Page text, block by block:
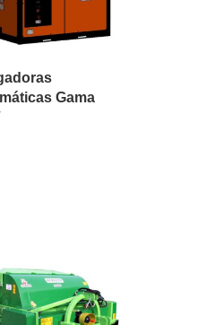
Gama